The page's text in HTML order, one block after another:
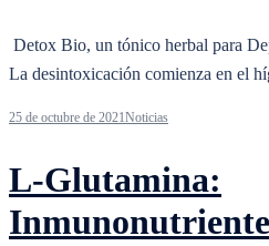
Detox Bio, un tónico herbal para
La desintoxicación comienza en el
25 de octubre de 2021Noticias
L-Glutamina:
Inmunonutriente